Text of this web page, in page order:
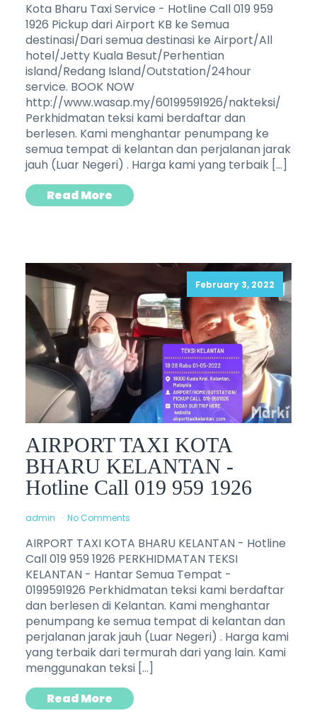
Kota Bharu Taxi Service - Hotline Call 019 959
1926 Pickup dari Airport KB ke Semua
destinasi/Dari semua destinasi ke Airport/All
hotel/Jetty Kuala Besut/Perhentian
island/Redang Island/Outstation/24hour
service. BOOK NOW
http://www.wasap.my/60199591926/nakteksi/
Perkhidmatan teksi kami berdaftar dan
berlesen. Kami menghantar penumpang ke
semua tempat di kelantan dan perjalanan jarak
jauh (Luar Negeri) . Harga kami yang terbaik […]
Read More
February 3, 2022
AIRPORT TAXI KOTA
BHARU KELANTAN -
Hotline Call 019 959 1926
admin No Comments
AIRPORT TAXI KOTA BHARU KELANTAN - Hotline
Call 019 959 1926 PERKHIDMATAN TEKSI
KELANTAN - Hantar Semua Tempat -
0199591926 Perkhidmatan teksi kami berdaftar
dan berlesen di Kelantan. Kami menghantar
penumpang ke semua tempat di kelantan dan
perjalanan jarak jauh (Luar Negeri) . Harga kami
yang terbaik dari termurah dari yang lain. Kami
menggunakan teksi […]
Read More